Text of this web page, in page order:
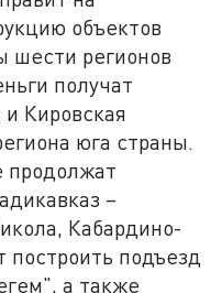
объектов
шести регионов
получат
Кировская
юга страны.
продолжат
–
Кабардино-
построить подъезд
а также